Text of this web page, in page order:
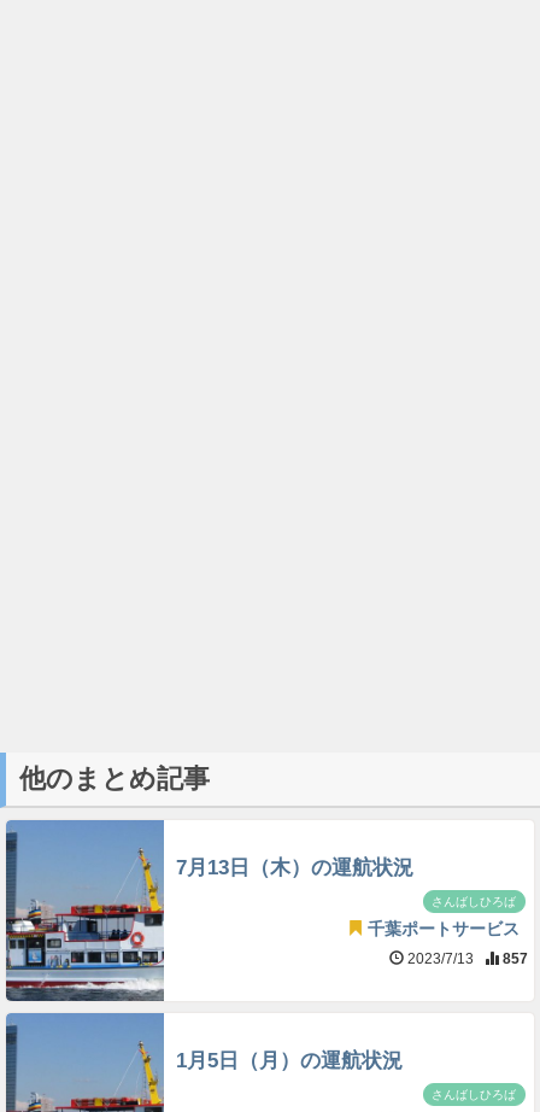
他のまとめ記事
7月13日（木）の運航状況
さんばしひろば
千葉ポートサービス
2023/7/13 857
1月5日（月）の運航状況
さんばしひろば